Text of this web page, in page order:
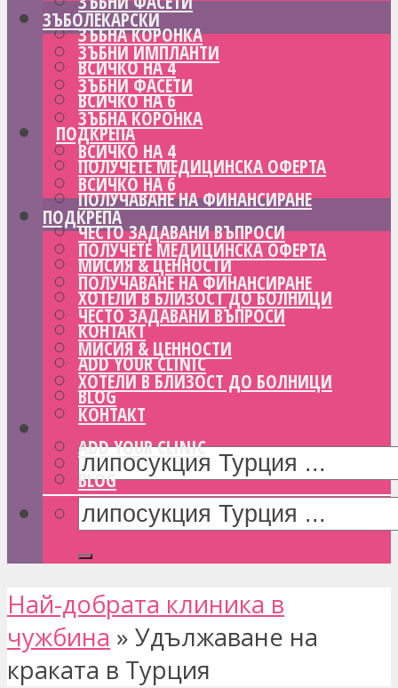
ЗЪБНА КОРОНКА
ВСИЧКО НА 4
ВСИЧКО НА 6
ПОДКРЕПА
ПОЛУЧЕТЕ МЕДИЦИНСКА ОФЕРТА
ПОЛУЧАВАНЕ НА ФИНАНСИРАНЕ
ЧЕСТО ЗАДАВАНИ ВЪПРОСИ
МИСИЯ & ЦЕННОСТИ
ХОТЕЛИ В БЛИЗОСТ ДО БОЛНИЦИ
КОНТАКТ
ADD YOUR CLINIC
BLOG
ЗЪБОЛЕКАРСКИ
ЗЪБНИ ИМПЛАНТИ
ЗЪБНИ ФАСЕТИ
ЗЪБНА КОРОНКА
ВСИЧКО НА 4
ВСИЧКО НА 6
ПОДКРЕПА
ПОЛУЧЕТЕ МЕДИЦИНСКА ОФЕРТА
ПОЛУЧАВАНЕ НА ФИНАНСИРАНЕ
ЧЕСТО ЗАДАВАНИ ВЪПРОСИ
МИСИЯ & ЦЕННОСТИ
ХОТЕЛИ В БЛИЗОСТ ДО БОЛНИЦИ
КОНТАКТ
ADD YOUR CLINIC
BLOG
Най-добрата клиника в
чужбина » Удължаване на
краката в Турция